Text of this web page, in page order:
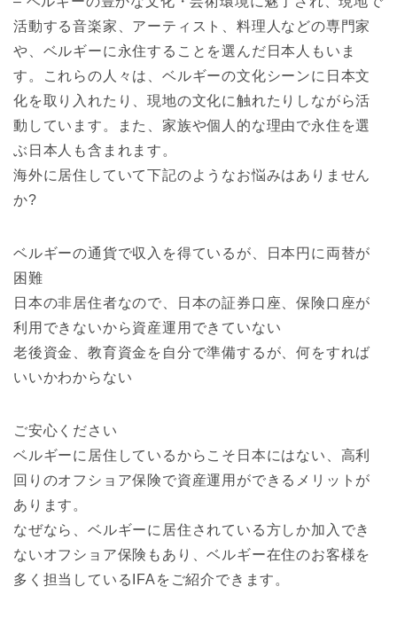
活動する音楽家、アーティスト、料理人などの専門家
や、ベルギーに永住することを選んだ日本人もいま
す。これらの人々は、ベルギーの文化シーンに日本文
化を取り入れたり、現地の文化に触れたりしながら活
動しています。また、家族や個人的な理由で永住を選
ぶ日本人も含まれます。
海外に居住していて下記のようなお悩みはありません
か?
ベルギーの通貨で収入を得ているが、日本円に両替が
困難
日本の非居住者なので、日本の証券口座、保険口座が
利用できないから資産運用できていない
老後資金、教育資金を自分で準備するが、何をすれば
いいかわからない
ご安心ください
ベルギーに居住しているからこそ日本にはない、高利
回りのオフショア保険で資産運用ができるメリットが
あります。
なぜなら、ベルギーに居住されている方しか加入でき
ないオフショア保険もあり、ベルギー在住のお客様を
多く担当しているIFAをご紹介できます。